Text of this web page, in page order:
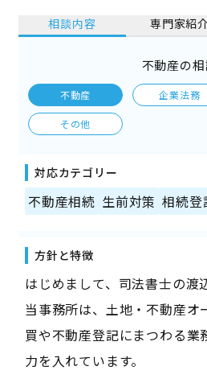
相談内容 専門家紹
不動産の
不動産 企業法務
その他
対応カテゴリー
不動産相続 生前対策 相続登
方針と特徴
はじめまして、司法書士の渡
当事務所は、土地・不動産オ
買や不動産登記にまつわる業
力を入れています。